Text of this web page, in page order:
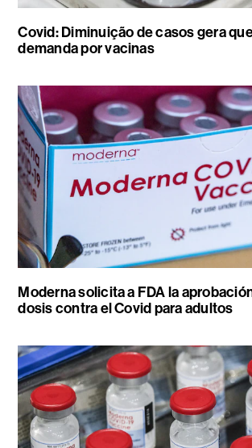
Covid: Diminuição de casos gera
demanda por vacinas
Moderna solicita a FDA la
dosis contra el Covid para adultos